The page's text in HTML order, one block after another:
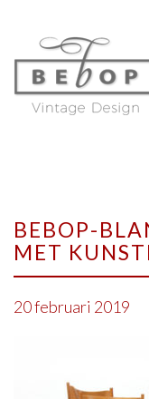
BEBOP-
MET
20 februari 2019